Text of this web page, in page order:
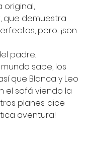
original,
que demuestra
pero... ¡son
padre.
sabe, los
que Blanca y Leo
el sofá viendo la
planes: dice
aventura!